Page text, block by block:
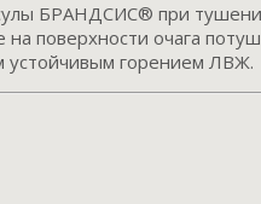
БРАНДСИС® при
поверхности очага
устойчивым горением ЛВЖ.